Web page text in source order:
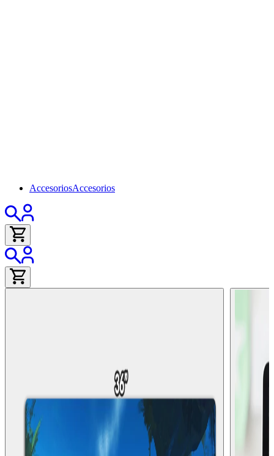
AccesoriosAccesorios